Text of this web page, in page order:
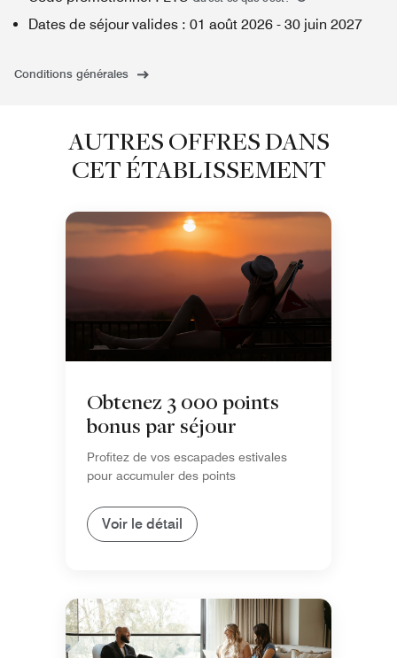
Dates de séjour valides : 01 août 2026 - 30 juin 2027
Conditions générales
AUTRES OFFRES DANS
CET ÉTABLISSEMENT
Obtenez 3 000 points
bonus par séjour
Profitez de vos escapades estivales
pour accumuler des points
Voir le détail